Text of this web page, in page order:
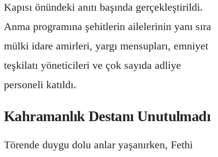
Kapısı önündeki anıtı başında gerçekleştirildi.
Anma programına şehitlerin ailelerinin yanı sıra
mülki idare amirleri, yargı mensupları, emniyet
teşkilatı yöneticileri ve çok sayıda adliye
personeli katıldı.
Kahramanlık Destanı Unutulmadı
Törende duygu dolu anlar yaşanırken, Fethi